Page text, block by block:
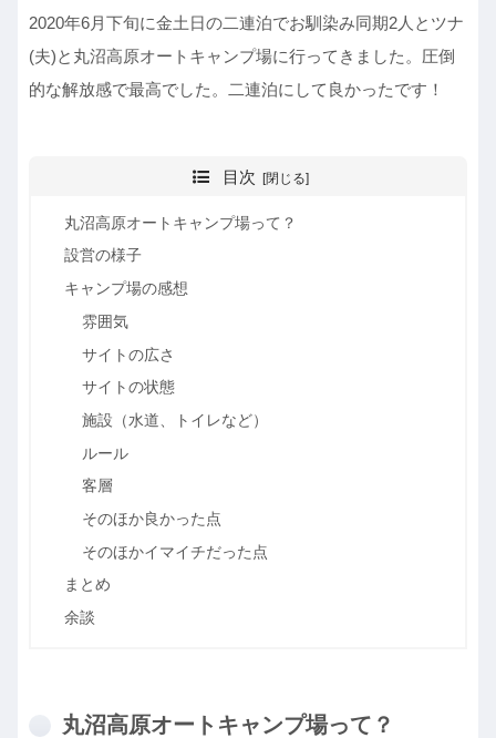
2020年6月下旬に金土日の二連泊でお馴染み同期2人とツナ
(夫)と丸沼高原オートキャンプ場に行ってきました。圧倒
的な解放感で最高でした。二連泊にして良かったです！
目次
丸沼高原オートキャンプ場って？
設営の様子
キャンプ場の感想
雰囲気
サイトの広さ
サイトの状態
施設（水道、トイレなど）
ルール
客層
そのほか良かった点
そのほかイマイチだった点
まとめ
余談
丸沼高原オートキャンプ場って？